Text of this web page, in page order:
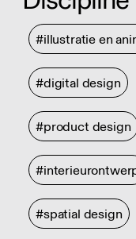
#illustratie en
#digital design
#product design
#spatial design